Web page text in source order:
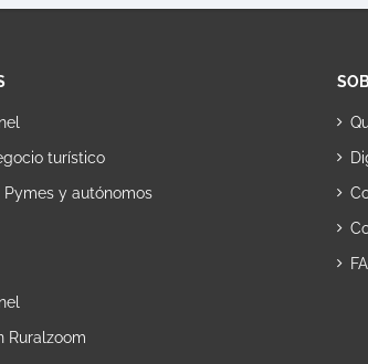
turístico
Pymes y autónomos
Ruralzoom